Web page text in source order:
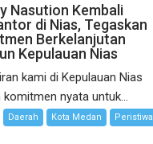
Nasution Kembali
di Nias, Tegaskan
Berkelanjutan
Kepulauan Nias
kami di Kepulauan Nias
nyata untuk...
Daerah Kota Medan Peristiwa